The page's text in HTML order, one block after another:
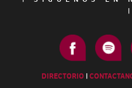
|
DIRECTORIO |